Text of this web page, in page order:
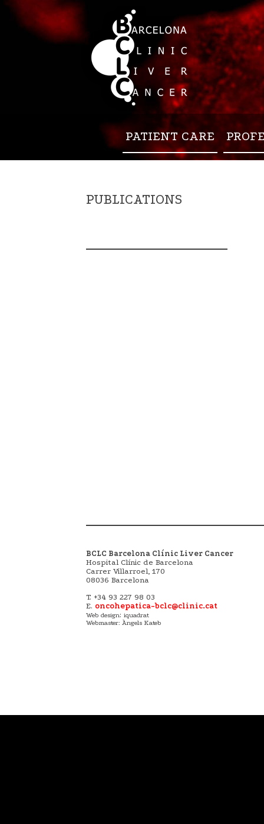
PATIENT CARE
PUBLICATIONS
BCLC Barcelona Clínic Liver Cancer
Hospital Clínic de Barcelona
Carrer Villarroel, 170
08036 Barcelona
T. +34 93 227 98 03
E. oncohepatica-bclc@clinic.cat
Web design: iquadrat
Webmaster: Àngels Kateb